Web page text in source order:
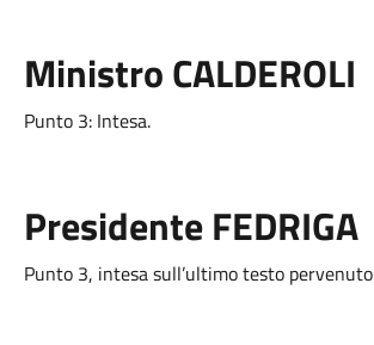
Ministro CALDEROLI
Punto 3: Intesa.
Presidente FEDRIGA
Punto 3, intesa sull’ultimo testo